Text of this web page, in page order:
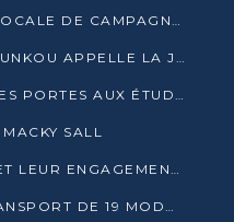
BOUEMBA : LA DIRECTION LOCALE DE CAMPAGNE DE DENIS SASSOU N’GUESSO MULTIPLIE LES ACTIVITÉS DE MOBILISATION
ROCH BREDIN BISSALA NKOUNKOU APPELLE LA JEUNESSE DE GOMA TSÉ-TSÉ À UN VOTE MASSIF POUR DENIS SASSOU NGUESSO
CONGO TERMINAL OUVRE SES PORTES AUX ÉTUDIANTS EN TRANSPORT ET LOGISTIQUE
SALL
TBC CÉLÈBRE LES FEMMES ET LEUR ENGAGEMENT À L’OCCASION DU 8 MARS
AGL CONGO RÉUSSIT LE TRANSPORT DE 19 MODULES HORS GABARIT ENTRE POINTE-NOIRE ET BRAZZAVILLE